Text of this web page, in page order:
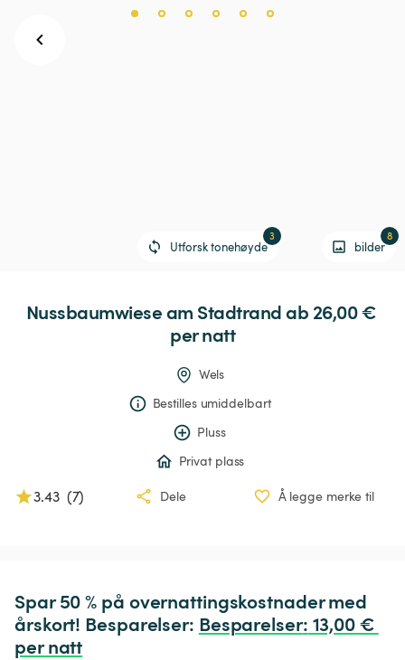
bilder
8
Utforsk tonehøyde
3
Nussbaumwieseam Stadtrand ab 26,00 €
per natt
Wels
Bestilles umiddelbart
Pluss
Privat plass
3.43 (7) Dele Å legge merke til
Spar 50 % på overnattingskostnader med
årskort! Besparelser: Besparelser: 13,00 €
per natt